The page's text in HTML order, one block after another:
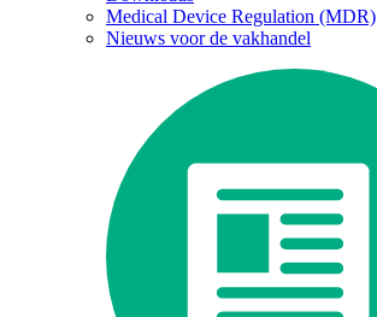
Medical Device Regulation (MDR)
Nieuws voor de vakhandel